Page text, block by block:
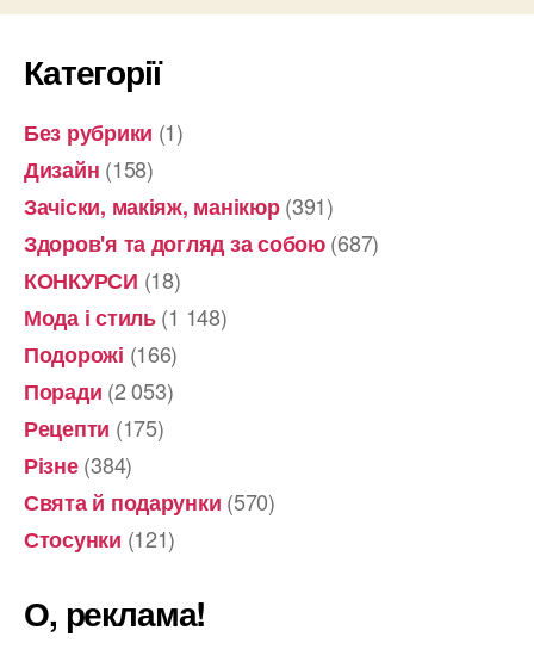
Категорії
Без рубрики (1)
Дизайн (158)
Зачіски, макіяж, манікюр(391)
Здоров'я та догляд за собою(687)
КОНКУРСИ (18)
Мода і стиль(1 148)
Подорожі (166)
Поради (2 053)
Рецепти (175)
Різне(384)
Свята й подарунки (570)
Стосунки (121)
О, реклама!